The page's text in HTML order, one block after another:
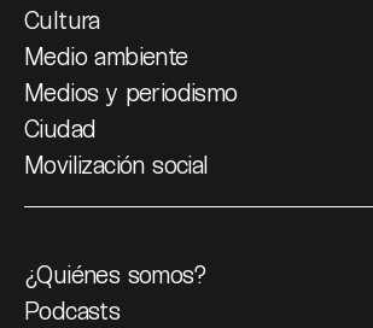
Cultura
Medio ambiente
Medios y periodismo
Ciudad
Movilización social
¿Quiénes somos?
Podcasts